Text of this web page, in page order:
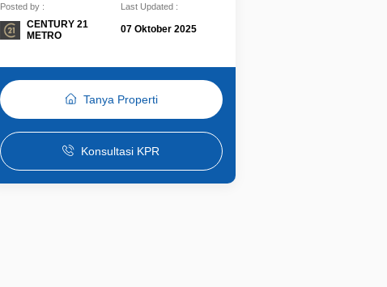
Posted by :
CENTURY 21
METRO
Last Updated :
07 Oktober 2025
Tanya Properti
Konsultasi KPR